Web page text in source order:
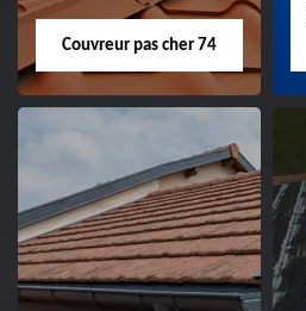
Couvreur pas cher 74